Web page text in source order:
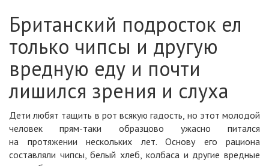
Британский подросток ел
только чипсы и другую
вредную еду и почти
лишился зрения и слуха
Дети любят тащить в рот всякую гадость, но этот молодой
человек прям-таки образцово ужасно питался
на протяжении нескольких лет. Основу его рациона
составляли чипсы, белый хлеб, колбаса и другие вредные